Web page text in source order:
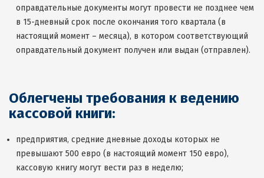
оправдательные документы могут провести не позднее чем
в 15-дневный срок после окончания того квартала (в
настоящий момент – месяца), в котором соответствующий
оправдательный документ получен или выдан (отправлен).
Облегчены требования к ведению
кассовой книги:
предприятия, средние дневные доходы которых не
превышают 500 евро (в настоящий момент 150 евро),
кассовую книгу могут вести раз в неделю;